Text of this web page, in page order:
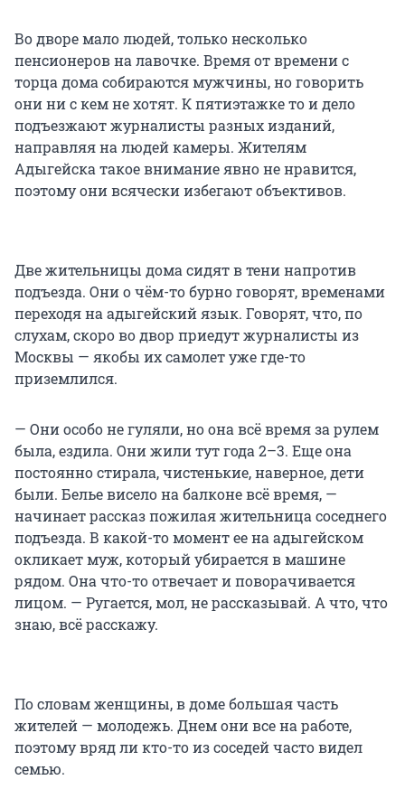
Во дворе мало людей, только несколько
пенсионеров на лавочке. Время от времени с
торца дома собираются мужчины, но говорить
они ни с кем не хотят. К пятиэтажке то и дело
подъезжают журналисты разных изданий,
направляя на людей камеры. Жителям
Адыгейска такое внимание явно не нравится,
поэтому они всячески избегают объективов.
Две жительницы дома сидят в тени напротив
подъезда. Они о чём-то бурно говорят, временами
переходя на адыгейский язык. Говорят, что, по
слухам, скоро во двор приедут журналисты из
Москвы — якобы их самолет уже где-то
приземлился.
— Они особо не гуляли, но она всё время за рулем
была, ездила. Они жили тут года 2–3. Еще она
постоянно стирала, чистенькие, наверное, дети
были. Белье висело на балконе всё время, —
начинает рассказ пожилая жительница соседнего
подъезда. В какой-то момент ее на адыгейском
окликает муж, который убирается в машине
рядом. Она что-то отвечает и поворачивается
лицом. — Ругается, мол, не рассказывай. А что, что
знаю, всё расскажу.
По словам женщины, в доме большая часть
жителей — молодежь. Днем они все на работе,
поэтому вряд ли кто-то из соседей часто видел
семью.